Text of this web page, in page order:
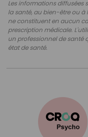
Les informations diffusées
la santé, au bien-être ou
ne constituent en aucun
prescription médicale.
un professionnel de santé
état de santé.